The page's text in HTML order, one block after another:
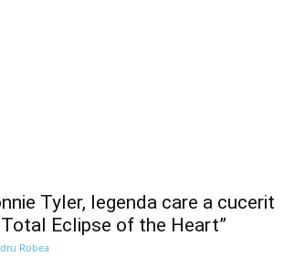
Tyler, legenda care a cucerit
Eclipse of the Heart”
Robea